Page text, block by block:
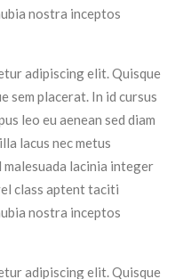
nostra inceptos
adipiscing elit. Quisque
sem placerat. In id cursus
leo eu aenean sed diam
lacus nec metus
malesuada lacinia integer
class aptent taciti
nostra inceptos
adipiscing elit. Quisque